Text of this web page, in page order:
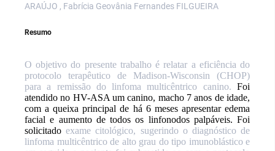
ARAÚJO , Fabrícia Geovânia Fernandes FILGUEIRA
Resumo
O objetivo do presente trabalho é relatar a eficiência do
protocolo terapêutico de Madison-Wisconsin (CHOP)
para a remissão do linfoma multicêntrico canino. Foi
atendido no HV-ASA um canino, macho 7 anos de idade,
com a queixa principal de há 6 meses apresentar edema
facial e aumento de todos os linfonodos palpáveis. Foi
solicitadoexame citológico, sugerindo o diagnóstico de
linfoma multicêntrico de alto grau do tipo imunoblástico e